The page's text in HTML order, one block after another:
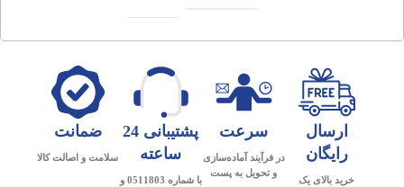
ارسال
رایگان
خرید بالای یک
سرعت
در فرآیند آماده‌سازی
و تحویل به پست
پشتیبانی 24
ساعته
با شماره 0511803 و
ضمانت
سلامت و اصالت کالا